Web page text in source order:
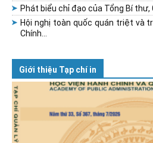
Phát biểu chỉ đạo của Tổng Bí
Hội nghị toàn quốc quán triệt và
Chính...
Giới thiệu Tạp chí in